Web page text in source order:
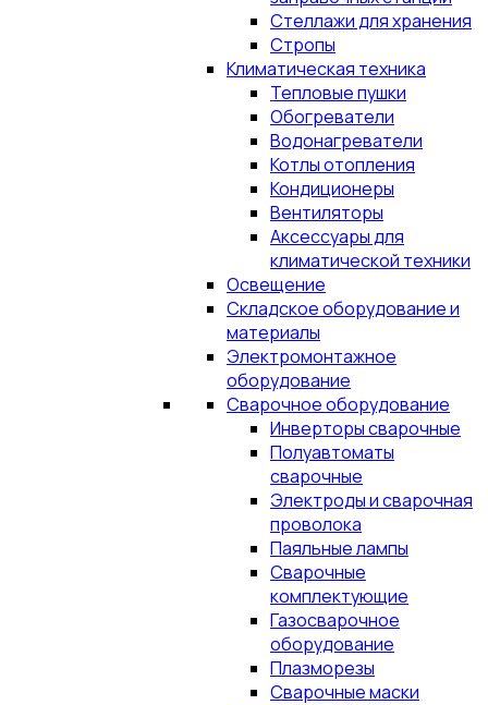
Стеллажи для хранения
Стропы
Климатическая техника
Тепловые пушки
Обогреватели
Водонагреватели
Котлы отопления
Кондиционеры
Вентиляторы
Аксессуары для
климатической техники
Освещение
Складское оборудование и
материалы
Электромонтажное
оборудование
Сварочное оборудование
Инверторы сварочные
Полуавтоматы
сварочные
Электроды и сварочная
проволока
Паяльные лампы
Сварочные
комплектующие
Газосварочное
оборудование
Плазморезы
Сварочные маски